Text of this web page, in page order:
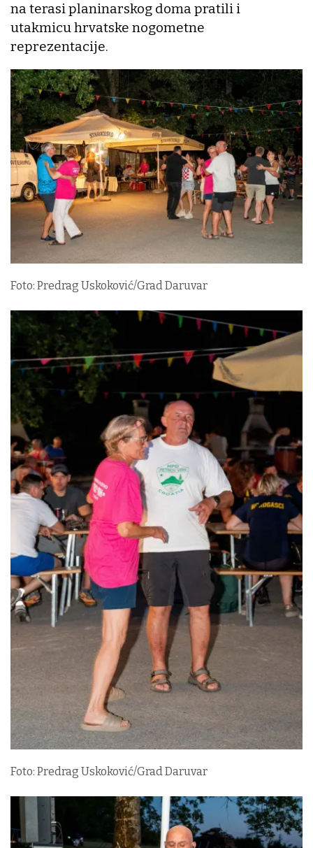
na terasi planinarskog doma pratili i
utakmicu hrvatske nogometne
reprezentacije.
Foto: Predrag Uskoković/Grad Daruvar
Foto: Predrag Uskoković/Grad Daruvar